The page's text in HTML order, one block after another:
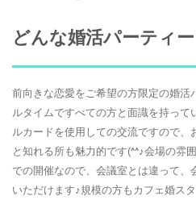
どんな婚活パーティー
前向きな恋愛をご希望の方限定の婚活
ルタイムですべての方と面識を持って
ルカードを使用しての交流ですので、
と知れる所も魅力的です(^^♪会場の雰
での開催なので、会議室とは違って、
いただけます♪規模の方もカフェ婚ス